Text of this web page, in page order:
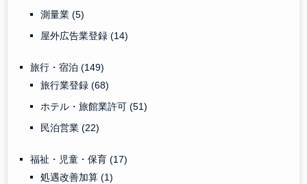
測量業(5)
屋外広告業登録(14)
旅行・宿泊(149)
旅行業登録(68)
ホテル・旅館業許可(51)
民泊営業(22)
福祉・児童・保育(17)
処遇改善加算(1)